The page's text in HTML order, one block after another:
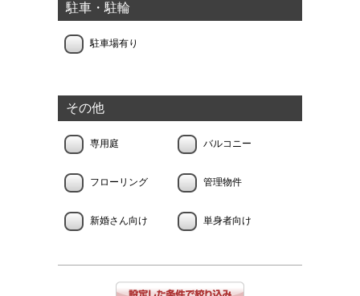
駐車・駐輪
駐車場有り
その他
専用庭 バルコニー
フローリング 管理物件
新婚さん向け 単身者向け